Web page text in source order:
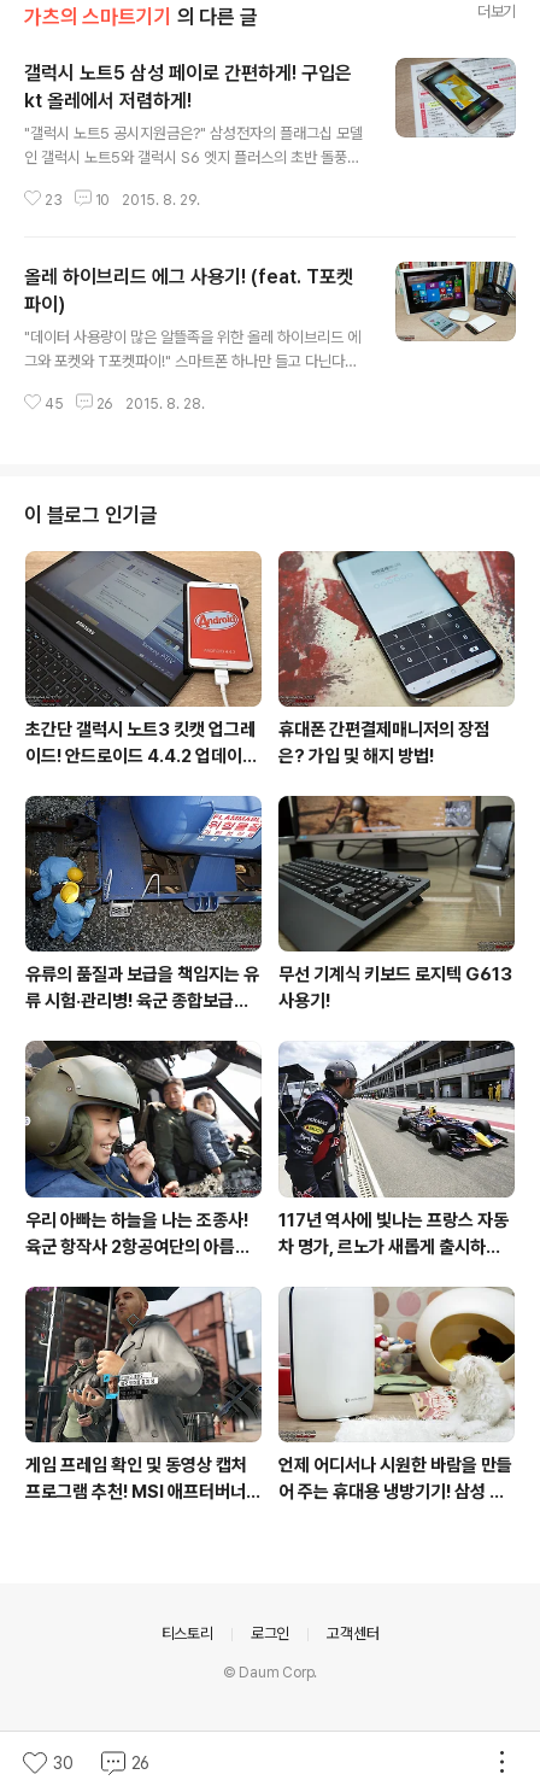
가츠의 스마트기기 의 다른 글 더보기
갤럭시 노트5 삼성 페이로 간편하게! 구입은
kt 올레에서 저렴하게!
"갤럭시 노트5 공시지원금은?" 삼성전자의 플래그십 모델
인 갤럭시 노트5와 갤럭시 S6 엣지 플러스의 초반 돌풍이
침체된 통신 시장을 뜨겁게 달구었다. 이는 전작인 갤럭시
트5의 경우 32GB 모델의 출고가는 899,800원이다. 역
대 갤럭시 노트 시리즈의 출고가 100만 원 안팎이었점과
비교하면 대조적이다. 공시지원금의 경우에는 통신사마다
차이가 있지만 최신 스마트폰임에도 불구하고 제법 높은
법이다. 그중에서도 kt의 공시지원금이 가장 높다. 최대 2
81,000원으로 책정되어 있는데 추가지원금인 42,100원
23 10 2015. 8. 29.
올레 하이브리드 에그 사용기! (feat. T포켓
파이)
"데이터 사용량이 많은 알뜰족을 위한 올레 하이브리드 에
그와 포켓와 T포켓파이!" 스마트폰 하나만 들고 다닌다면
탑 등 휴대하는 IT기기가 많다면 늘 데이터가 고민이다. 물
를 사용하지 않고도 좀 더 저렴하게 무선 인터넷을 즐기는
방법이 있다. 다름 아닌 통신사마다 선보인 와이브로 하이
브리드 에그나 LTE 라우터를 사용하는 것이다. 이에 kt와
SKT는 데이터는 더 많이 제공하면서 저렴하게 무선인터
넷을 즐길 수 있는 휴대용 에그를 출시해 알뜰족들의 무한
관심과 사랑을 받고 있다. 그중에..
45 26 2015. 8. 28.
이 블로그 인기글
초간단 갤럭시 노트3 킷캣 업그레
이드! 안드로이드 4.4.2 업데이트
휴대폰 간편결제매니저의 장점
은? 가입 및 해지 방법!
유류의 품질과 보급을 책임지는 유
류 시험·관리병! 육군 종합보급창
무선 기계식 키보드 로지텍 G613
사용기!
우리 아빠는 하늘을 나는 조종사!
육군 항작사 2항공여단의 아름다
117년 역사에 빛나는 프랑스 자동
차 명가, 르노가 새롭게 출시하는
게임 프레임 확인 및 동영상 캡처
프로그램 추천! MSI 애프터버너
언제 어디서나 시원한 바람을 만들
어 주는 휴대용 냉방기기! 삼성 포
30 26
티스토리 로그인 고객센터
© Daum Corp.